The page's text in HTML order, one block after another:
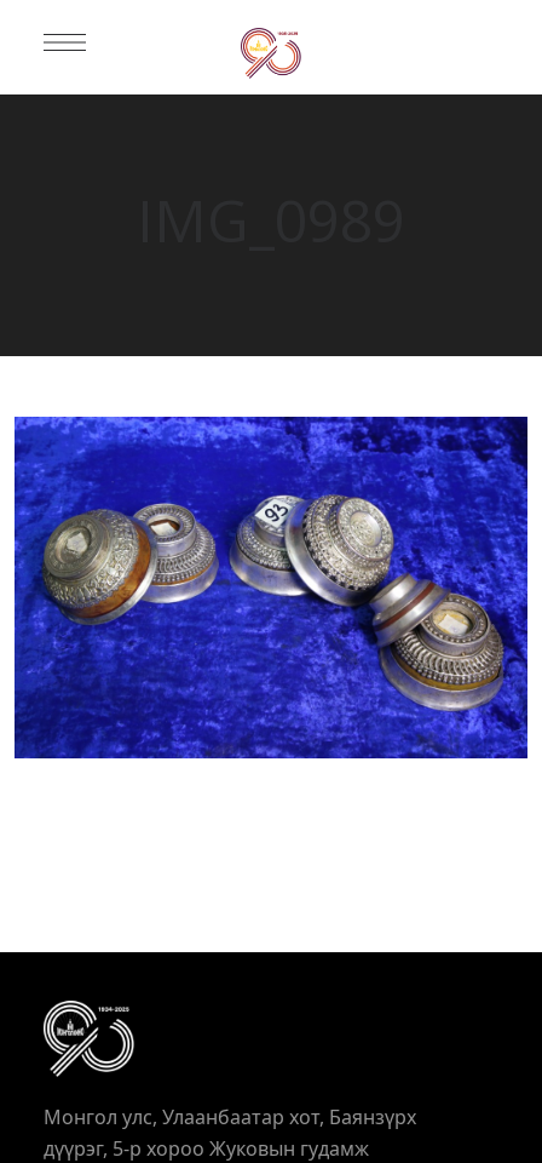
Монгол улс, Улаанбаатар хот, Баянзүрх
дүүрэг, 5-р хороо Жуковын гудамж